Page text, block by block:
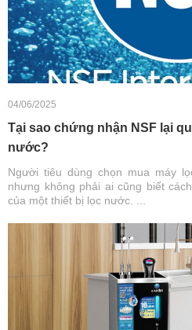
04/06/2025
Tại sao chứng nhận NSF lại
nước?
Người tiêu dùng chọn mua máy
nhưng không phải ai cũng biết
của một thiết bị lọc nước. ...